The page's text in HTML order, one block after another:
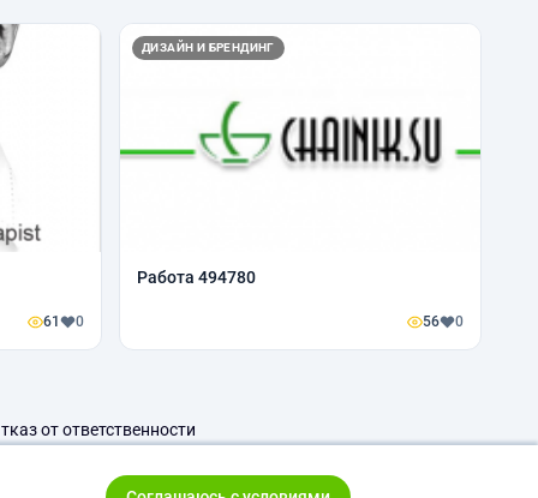
61 0
ДИЗАЙН И БРЕНДИНГ
Работа 494780
56 0
от ответственности